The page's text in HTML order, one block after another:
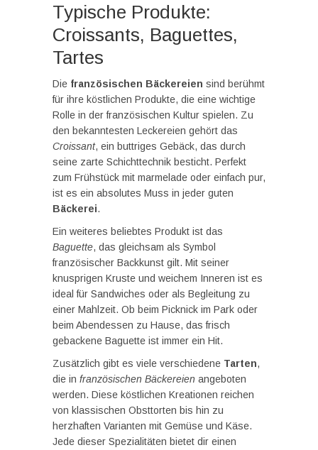
Typische Produkte:
Croissants, Baguettes,
Tartes
Die französischen Bäckereien sind berühmt
für ihre köstlichen Produkte, die eine wichtige
Rolle in der französischen Kultur spielen. Zu
den bekanntesten Leckereien gehört das
Croissant, ein buttriges Gebäck, das durch
seine zarte Schichttechnik besticht. Perfekt
zum Frühstück mit marmelade oder einfach pur,
ist es ein absolutes Muss in jeder guten
Bäckerei.
Ein weiteres beliebtes Produkt ist das
Baguette, das gleichsam als Symbol
französischer Backkunst gilt. Mit seiner
knusprigen Kruste und weichem Inneren ist es
ideal für Sandwiches oder als Begleitung zu
einer Mahlzeit. Ob beim Picknick im Park oder
beim Abendessen zu Hause, das frisch
gebackene Baguette ist immer ein Hit.
Zusätzlich gibt es viele verschiedene Tarten,
die in französischen Bäckereien angeboten
werden. Diese köstlichen Kreationen reichen
von klassischen Obsttorten bis hin zu
herzhaften Varianten mit Gemüse und Käse.
Jede dieser Spezialitäten bietet dir einen